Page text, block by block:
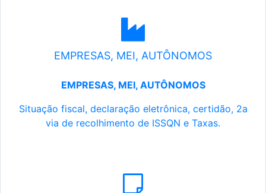
EMPRESAS, MEI, AUTÔNOMOS
EMPRESAS, MEI, AUTÔNOMOS
Situação fiscal, declaração eletrônica, certidão, 2a
via de recolhimento de ISSQN e Taxas.